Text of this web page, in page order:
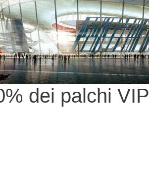
dei palchi VIP